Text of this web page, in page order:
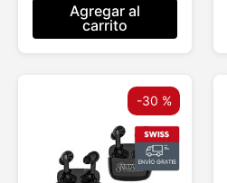
Agregar al
carrito
-30 %